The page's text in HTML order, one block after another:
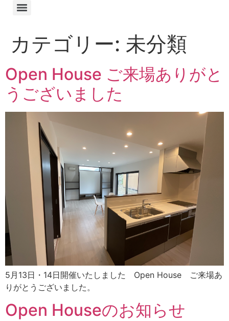
カテゴリー: 未分類
Open House ご来場ありがと
うございました
5月13日・14日開催いたしました Open House ご来場あ
りがとうございました。
Open Houseのお知らせ